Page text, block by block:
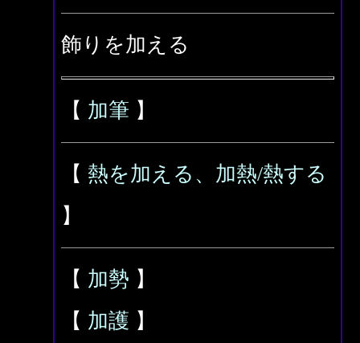
飾りを加える
【 加筆 】
【 熱を加える、加熱/熱する
】
【 加勢 】
【 加護 】